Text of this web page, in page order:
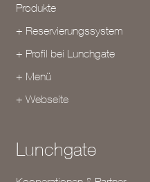
Produkte
+ Reservierungssystem
+ Profil bei Lunchgate
+ Menü
+ Webseite
Lunchgate